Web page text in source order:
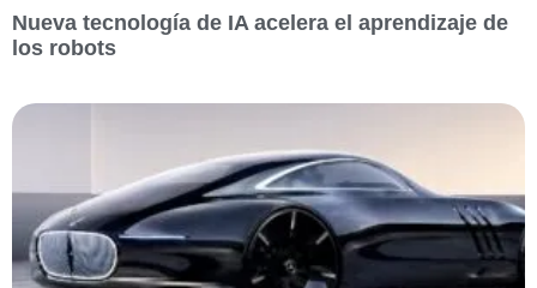
Nueva tecnología de IA acelera el aprendizaje de
los robots